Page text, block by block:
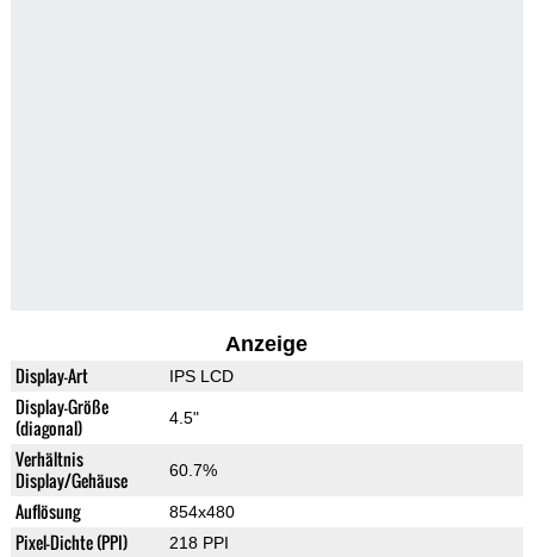
Anzeige
Display-Art IPS LCD
Display-Größe
(diagonal)
4.5"
Verhältnis
Display/Gehäuse
60.7%
Auflösung 854x480
Pixel-Dichte (PPI) 218 PPI